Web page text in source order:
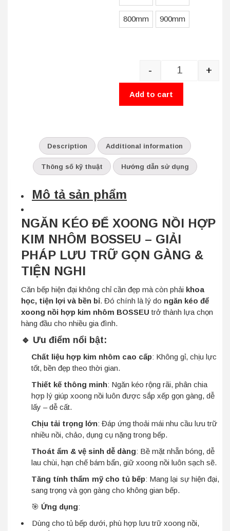
800mm 900mm
Quantity
- +
Add to cart
Description Additional information
Thông số kỹ thuật Hướng dẫn sử dụng
Mô tả sản phẩm
NGĂN KÉO ĐỂ XOONG NỒI HỢP
KIM NHÔM BOSSEU – GIẢI
PHÁP LƯU TRỮ GỌN GÀNG &
TIỆN NGHI
Căn bếp hiện đại không chỉ cần đẹp mà còn phải khoa
học, tiện lợi và bền bỉ. Đó chính là lý do ngăn kéo để
xoong nồi hợp kim nhôm BOSSEU trở thành lựa chọn
hàng đầu cho nhiều gia đình.
🔹 Ưu điểm nổi bật:
Chất liệu hợp kim nhôm cao cấp: Không gỉ, chịu lực
tốt, bền đẹp theo thời gian.
Thiết kế thông minh: Ngăn kéo rộng rãi, phân chia
hợp lý giúp xoong nồi luôn được sắp xếp gọn gàng, dễ
lấy – dễ cất.
Chịu tải trọng lớn: Đáp ứng thoải mái nhu cầu lưu trữ
nhiều nồi, chảo, dụng cụ nặng trong bếp.
Thoát ẩm & vệ sinh dễ dàng: Bề mặt nhẵn bóng, dễ
lau chùi, hạn chế bám bẩn, giữ xoong nồi luôn sạch sẽ.
Tăng tính thẩm mỹ cho tủ bếp: Mang lại sự hiện đại,
sang trọng và gọn gàng cho không gian bếp.
🎯 Ứng dụng:
Dùng cho tủ bếp dưới, phù hợp lưu trữ xoong nồi,